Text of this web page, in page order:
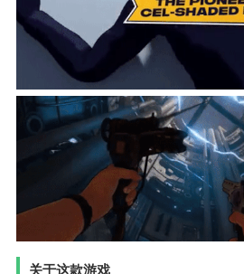
基于wordpress开发
更新 商城
排行 在线
关于这款游戏